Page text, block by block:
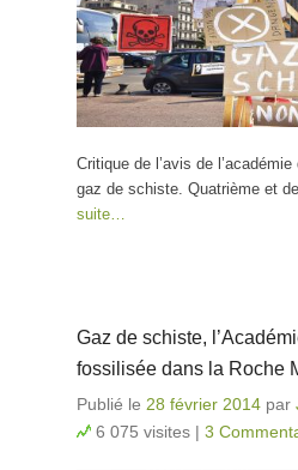
Critique de l’avis de
gaz de schiste. Quatrième et
suite…
Gaz de schiste,
fossilisée dans la Roche
Publié le 28 février 2014 par
6 075 visites | 3